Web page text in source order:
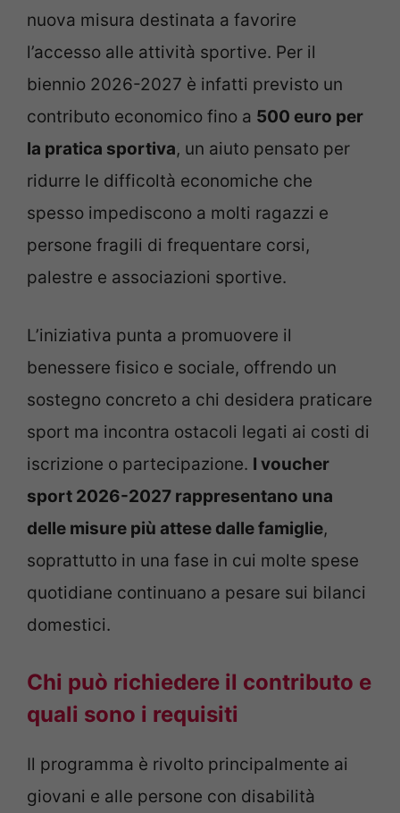
nuova misura destinata a favorire
l’accesso alle attività sportive. Per il
biennio 2026-2027 è infatti previsto un
contributo economico fino a 500 euro per
la pratica sportiva, un aiuto pensato per
ridurre le difficoltà economiche che
spesso impediscono a molti ragazzi e
persone fragili di frequentare corsi,
palestre e associazioni sportive.
L’iniziativa punta a promuovere il
benessere fisico e sociale, offrendo un
sostegno concreto a chi desidera praticare
sport ma incontra ostacoli legati ai costi di
iscrizione o partecipazione. I voucher
sport 2026-2027 rappresentano una
delle misure più attese dalle famiglie,
soprattutto in una fase in cui molte spese
quotidiane continuano a pesare sui bilanci
domestici.
Chi può richiedere il contributo e
quali sono i requisiti
Il programma è rivolto principalmente ai
giovani e alle persone con disabilità